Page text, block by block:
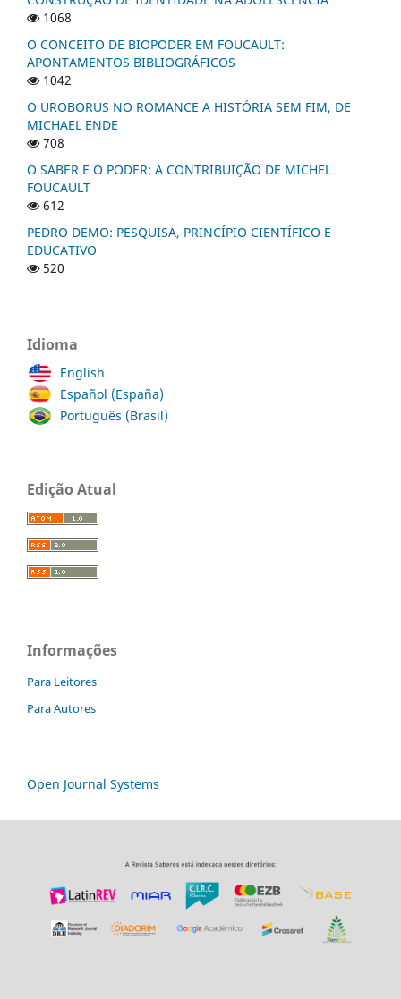
1068
O CONCEITO DE BIOPODER EM FOUCAULT:
APONTAMENTOS BIBLIOGRÁFICOS
1042
O UROBORUS NO ROMANCE A HISTÓRIA SEM FIM, DE
MICHAEL ENDE
708
O SABER E O PODER: A CONTRIBUIÇÃO DE MICHEL
FOUCAULT
612
PEDRO DEMO: PESQUISA, PRINCÍPIO CIENTÍFICO E
EDUCATIVO
520
Idioma
English
Español (España)
Português (Brasil)
Edição Atual
Informações
Para Leitores
Para Autores
Open Journal Systems